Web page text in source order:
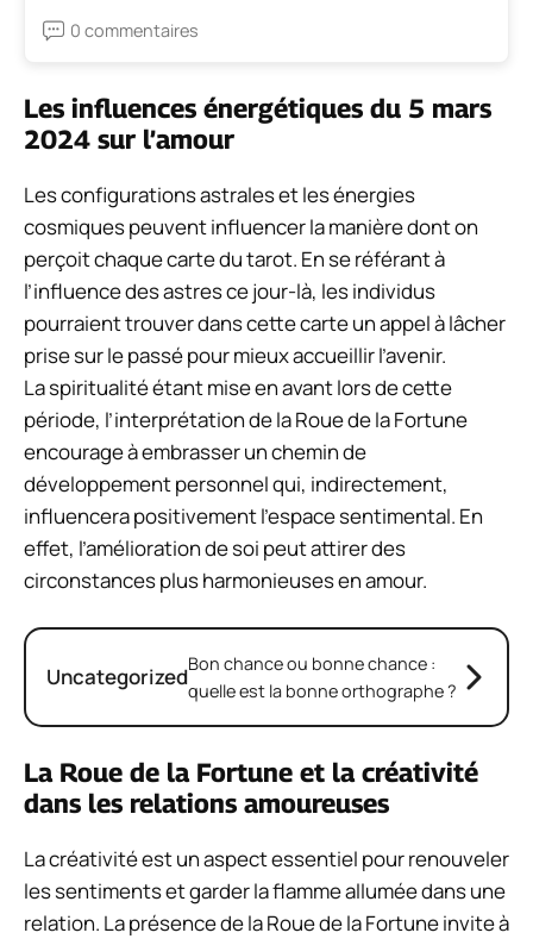
0 commentaires
Les influences énergétiques du 5 mars
2024 sur l’amour
Les configurations astrales et les énergies
cosmiques peuvent influencer la manière dont on
perçoit chaque carte du tarot. En se référant à
l’influence des astres ce jour-là, les individus
pourraient trouver dans cette carte un appel à lâcher
prise sur le passé pour mieux accueillir l’avenir.
La spiritualité étant mise en avant lors de cette
période, l’interprétation de la Roue de la Fortune
encourage à embrasser un chemin de
développement personnel qui, indirectement,
influencera positivement l’espace sentimental. En
effet, l’amélioration de soi peut attirer des
circonstances plus harmonieuses en amour.
UncategorizedBon chance ou bonne chance :
quelle est la bonne orthographe ?
La Roue de la Fortune et la créativité
dans les relations amoureuses
La créativité est un aspect essentiel pour renouveler
les sentiments et garder la flamme allumée dans une
relation. La présence de la Roue de la Fortune invite à